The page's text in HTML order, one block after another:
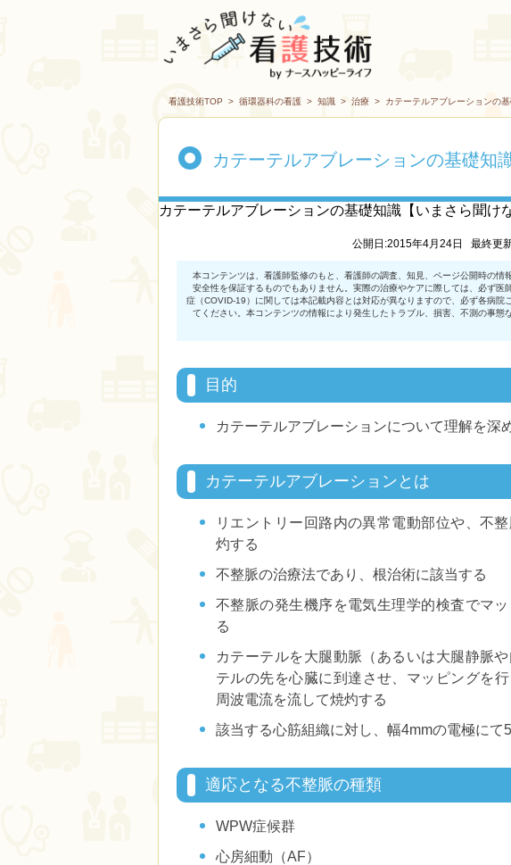
看護技術TOP > 循環器科の看護 > 知識 > 治療 > カテーテルアブレーションの
カテーテルアブレーションの基礎知
カテーテルアブレーションの基礎知識【いまさら聞け
公開日:2015年4月24日 最終更
目的
カテーテルアブレーションについて理解を深
カテーテルアブレーションとは
リエントリー回路内の異常電動部位や、不
灼する
不整脈の治療法であり、根治術に該当する
不整脈の発生機序を電気生理学的検査でマ
る
カテーテルを大腿動脈（あるいは大腿静脈
テルの先を心臓に到達させ、マッピングを
周波電流を流して焼灼する
該当する心筋組織に対し、幅4mmの電極にて
適応となる不整脈の種類
WPW症候群
心房細動（AF）